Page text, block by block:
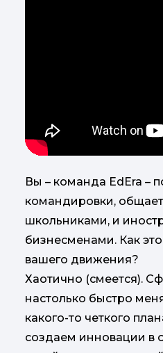
Вы – команда EdEra –
командировки,
школьниками, и
бизнесменами. Как
вашего движения?
Хаотично (смеется).
настолько быстро
какого-то четкого
создаем инновации в